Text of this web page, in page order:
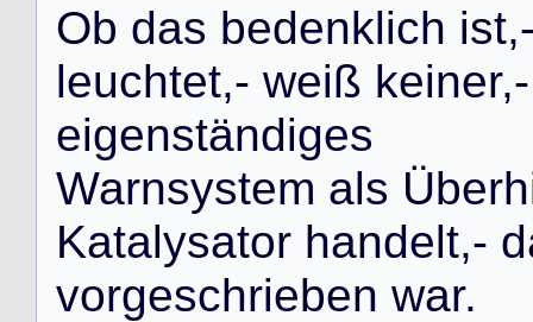
Ob das bedenklich ist,
leuchtet,- weiß keiner,-
eigenständiges
Warnsystem als Überh
Katalysator handelt,- d
vorgeschrieben war.